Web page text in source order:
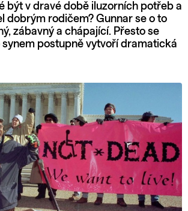
být v dravé době iluzorních potřeb a
dobrým rodičem? Gunnar se o to
zábavný a chápající. Přesto se
synem postupně vytvoří dramatická